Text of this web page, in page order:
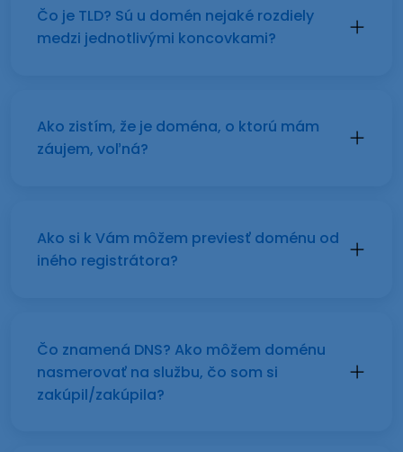
Čo je TLD? Sú u domén nejaké rozdiely
medzi jednotlivými koncovkami?
Ako zistím, že je doména, o ktorú mám
záujem, voľná?
Ako si k Vám môžem previesť doménu od
iného registrátora?
Čo znamená DNS? Ako môžem doménu
nasmerovať na službu, čo som si
zakúpil/zakúpila?